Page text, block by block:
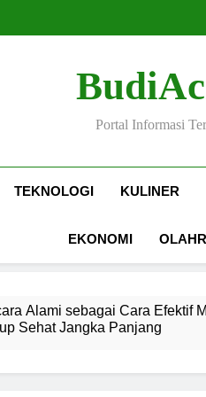
Portal Informasi
TEKNOLOGI KULINER
EKONOMI
Alami sebagai Cara Efektif
Sehat Jangka Panjang